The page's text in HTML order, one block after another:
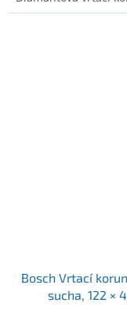
Bosch Vrtací
sucha, 122 ×